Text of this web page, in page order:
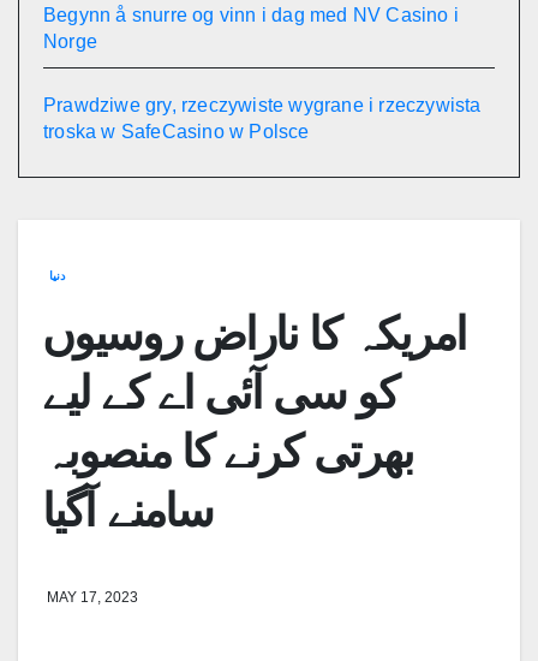
Begynn å snurre og vinn i dag med NV Casino i
Norge
Prawdziwe gry, rzeczywiste wygrane i rzeczywista
troska w SafeCasino w Polsce
دنیا
امریکہ کا ناراض روسیوں
کو سی آئی اے کے لیے
بھرتی کرنے کا منصوبہ
سامنے آگیا
MAY 17, 2023